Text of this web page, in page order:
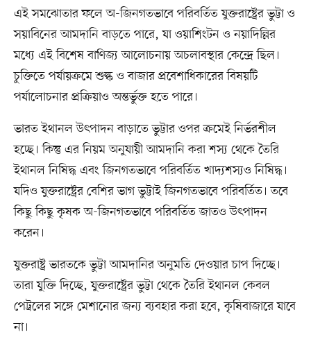
এই সমঝোতার ফলে অ-জিনগতভাবে পরিবর্তিত যুক্তরাষ্ট্রের ভুট্টা ও
সয়াবিনের আমদানি বাড়তে পারে, যা ওয়াশিংটন ও নয়াদিল্লির
মধ্যে এই বিশেষ বাণিজ্য আলোচনায় অচলাবস্থার কেন্দ্রে ছিল।
চুক্তিতে পর্যায়ক্রমে শুল্ক ও বাজার প্রবেশাধিকারের বিষয়টি
পর্যালোচনার প্রক্রিয়াও অন্তর্ভুক্ত হতে পারে।
ভারত ইথানল উৎপাদন বাড়াতে ভুট্টার ওপর ক্রমেই নির্ভরশীল
হচ্ছে। কিন্তু এর নিয়ম অনুযায়ী আমদানি করা শস্য থেকে তৈরি
ইথানল নিষিদ্ধ এবং জিনগতভাবে পরিবর্তিত খাদ্যশস্যও নিষিদ্ধ।
যদিও যুক্তরাষ্ট্রের বেশির ভাগ ভুট্টাই জিনগতভাবে পরিবর্তিত। তবে
কিছু কিছু কৃষক অ-জিনগতভাবে পরিবর্তিত জাতও উৎপাদন
করেন।
যুক্তরাষ্ট্র ভারতকে ভুট্টা আমদানির অনুমতি দেওয়ার চাপ দিচ্ছে।
তারা যুক্তি দিচ্ছে, যুক্তরাষ্ট্রের ভুট্টা থেকে তৈরি ইথানল কেবল
পেট্রলের সঙ্গে মেশানোর জন্য ব্যবহার করা হবে, কৃষিবাজারে যাবে
না।